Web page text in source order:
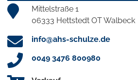
Mittelstraße 1
06333 Hettstedt OT Walbeck
info@ahs-schulze.de
0049 3476 800980